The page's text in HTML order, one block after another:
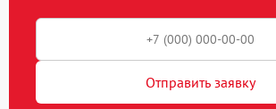
Отправить заявку